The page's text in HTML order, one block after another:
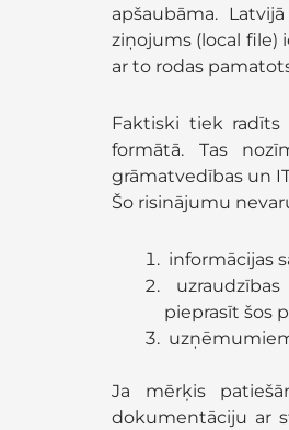
apšaubāma.
ziņojums (local file)
ar to rodas
Faktiski tiek
formātā. Tas
grāmatvedības un
Šo risinājumu
informācijas
pieprasīt šos
Ja mērķis
dokumentāciju ar